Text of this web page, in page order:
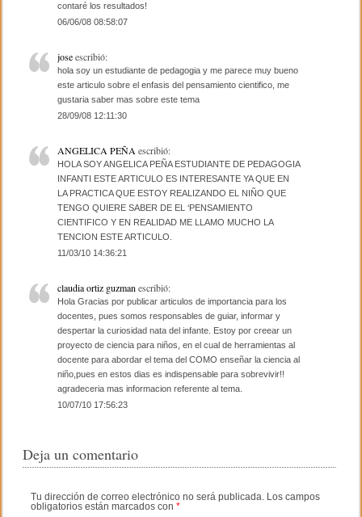
contaré los resultados!
06/06/08 08:58:07
joseescribió:
hola soy un estudiante de pedagogia y me parece muy bueno
este articulo sobre el enfasis del pensamiento cientifico, me
gustaria saber mas sobre este tema
28/09/08 12:11:30
ANGELICA PEÑAescribió:
HOLA SOY ANGELICA PEÑA ESTUDIANTE DE PEDAGOGIA
INFANTI ESTE ARTICULO ES INTERESANTE YA QUE EN
LA PRACTICA QUE ESTOY REALIZANDO EL NIÑO QUE
TENGO QUIERE SABER DE EL ‘PENSAMIENTO
CIENTIFICO Y EN REALIDAD ME LLAMO MUCHO LA
TENCION ESTE ARTICULO.
11/03/10 14:36:21
claudia ortiz guzmanescribió:
Hola Gracias por publicar articulos de importancia para los
docentes, pues somos responsables de guiar, informar y
despertar la curiosidad nata del infante. Estoy por creear un
proyecto de ciencia para niños, en el cual de herramientas al
docente para abordar el tema del COMO enseñar la ciencia al
niño,pues en estos dias es indispensable para sobrevivir!!
agradeceria mas informacion referente al tema.
10/07/10 17:56:23
Deja un comentario
Tu dirección de correo electrónico no será publicada. Los campos
obligatorios están marcados con*